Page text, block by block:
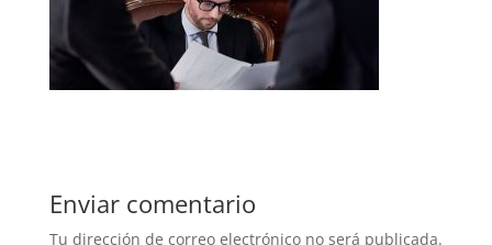
Enviar comentario
Tu dirección de correo electrónico no será publicada.